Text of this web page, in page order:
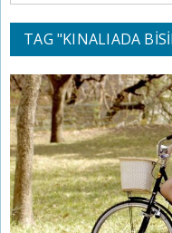
TAG "KINALIADA